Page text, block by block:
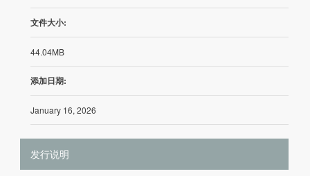
文件大小:
44.04MB
添加日期:
January 16, 2026
发行说明